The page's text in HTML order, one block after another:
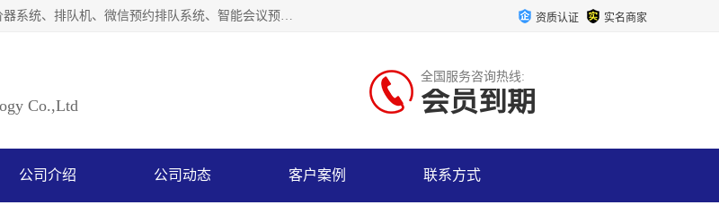
广州如江智能科技有限公司自主研排队叫号系统、工业一体机、叫号机、评价器系统、排队机、微信预约排队系统、智能会议预约系统、自助终端机、自助查询机、LED显示屏、触控一体机、平板会议一体机、教学一体机、室户外液晶广告机等生产以及解决方案，是一家高新技术企业，支持软硬件定制，全国上门安装售后服务。 资质认证 实名商家
Co.,Ltd
全国服务咨询热线:
会员到期
公司介绍 公司动态 客户案例 联系方式